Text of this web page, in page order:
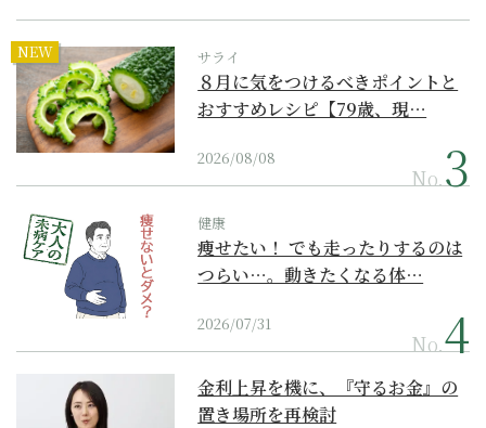
NEW サライ
８月に気をつけるべきポイントと
おすすめレシピ【79歳、現…
2026/08/08
No.
健康
痩せたい！ でも走ったりするのは
つらい…。動きたくなる体…
2026/07/31
No.
金利上昇を機に、『守るお金』の
置き場所を再検討